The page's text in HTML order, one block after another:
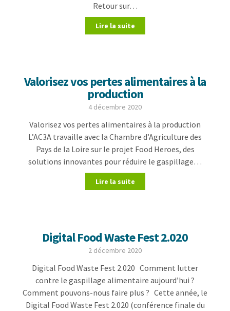
Retour sur…
Lire la suite
Valorisez vos pertes alimentaires à la
production
4 décembre 2020
Valorisez vos pertes alimentaires à la production
L’AC3A travaille avec la Chambre d’Agriculture des
Pays de la Loire sur le projet Food Heroes, des
solutions innovantes pour réduire le gaspillage…
Lire la suite
Digital Food Waste Fest 2.020
2 décembre 2020
Digital Food Waste Fest 2.020 Comment lutter
contre le gaspillage alimentaire aujourd’hui ?
Comment pouvons-nous faire plus ? Cette année, le
Digital Food Waste Fest 2.020 (conférence finale du